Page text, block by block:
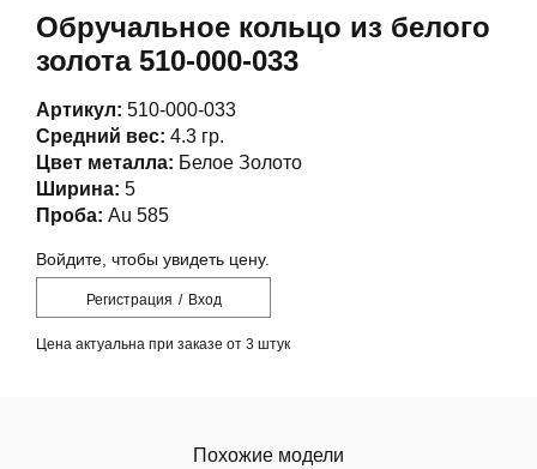
Обручальное кольцо из белого
золота 510-000-033
Артикул: 510-000-033
Средний вес: 4.3 гр.
Цвет металла: Белое Золото
Ширина: 5
Проба: Au 585
Войдите, чтобы увидеть цену.
Регистрация / Вход
Цена актуальна при заказе от 3 штук
Похожие модели